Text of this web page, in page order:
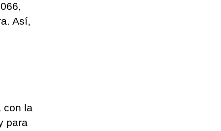
Así,
con la
para